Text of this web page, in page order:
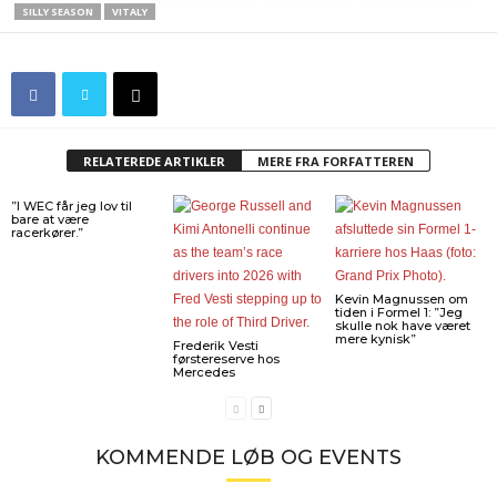
SILLY SEASON
VITALY
RELATEREDE ARTIKLER MERE FRA FORFATTEREN
”I WEC får jeg lov til
bare at være
racerkører.”
Frederik Vesti
førstereserve hos
Mercedes
Kevin Magnussen om
tiden i Formel 1: ”Jeg
skulle nok have været
mere kynisk”
KOMMENDE LØB OG EVENTS